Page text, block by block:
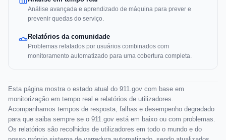
Análise avançada e aprendizado de máquina para prever e
prevenir quedas do serviço.
Relatórios da comunidade
Problemas relatados por usuários combinados com
monitoramento automatizado para uma cobertura completa.
Esta página mostra o estado atual do 911.gov com base em
monitorização em tempo real e relatórios de utilizadores.
Acompanhamos tempos de resposta, falhas e desempenho degradado
para que saiba sempre se o 911.gov está em baixo ou com problemas.
Os relatórios são recolhidos de utilizadores em todo o mundo e do